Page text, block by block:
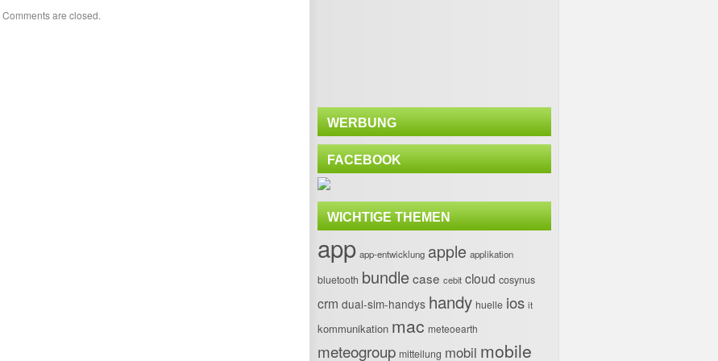
Comments are closed.
WERBUNG
FACEBOOK
WICHTIGE THEMEN
app app-entwicklung apple applikation
bluetooth bundlecase cebit cloud cosynus
crm dual-sim-handys handy huelle ios it
kommunikation mac meteoearth
meteogroup mitteilung mobil mobile